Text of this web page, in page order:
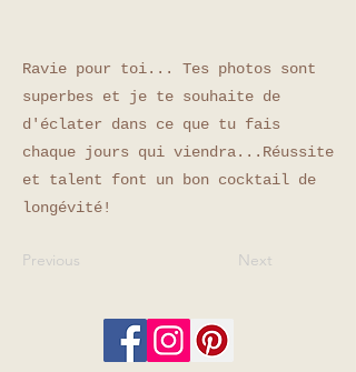
Ravie pour toi... Tes photos sont
superbes et je te souhaite de
d'éclater dans ce que tu fais
chaque jours qui viendra...Réussite
et talent font un bon cocktail de
longévité!
Previous Next